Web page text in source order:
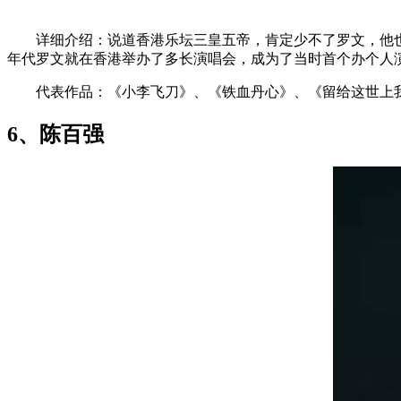
详细介绍：说道香港乐坛三皇五帝，肯定少不了罗文，他
年代罗文就在香港举办了多长演唱会，成为了当时首个办个
代表作品：《小李飞刀》、《铁血丹心》、《留给这世上
6、陈百强